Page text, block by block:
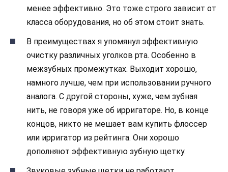
менее эффективно. Это тоже строго зависит от
класса оборудования, но об этом стоит знать.
В преимуществах я упомянул эффективную
очистку различных уголков рта. Особенно в
межзубных промежутках. Выходит хорошо,
намного лучше, чем при использовании ручного
аналога. С другой стороны, хуже, чем зубная
нить, не говоря уже об ирригаторе. Но, в конце
концов, никто не мешает вам купить флоссер
или ирригатор из рейтинга. Они хорошо
дополняют эффективную зубную щетку.